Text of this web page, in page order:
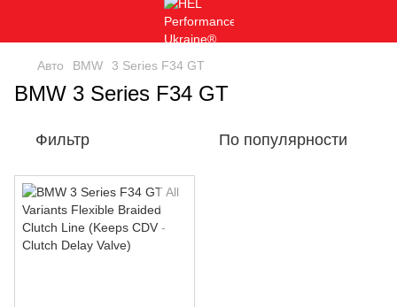
Авто BMW 3 Series F34 GT
BMW 3 Series F34 GT
Фильтр По популярности